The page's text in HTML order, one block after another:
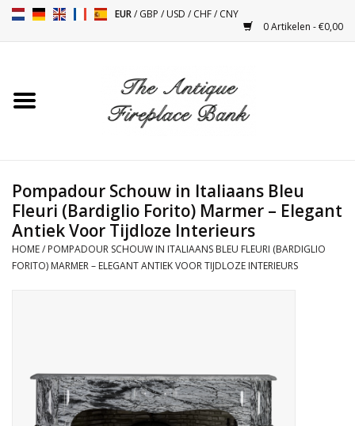
EUR/GBP /USD /CHF/CNY
0 Artikelen - €0,00
Toebehoren
Kacheltjes
Tafels
Decoratieve Outdoor
Objecten
Pompadour Schouw in Italiaans Bleu
Fleuri (Bardiglio Forito) Marmer – Elegant
Antiek Voor Tijdloze Interieurs
HOME/ POMPADOUR SCHOUW IN ITALIAANS BLEU FLEURI (BARDIGLIO
FORITO) MARMER – ELEGANT ANTIEK VOOR TIJDLOZE INTERIEURS